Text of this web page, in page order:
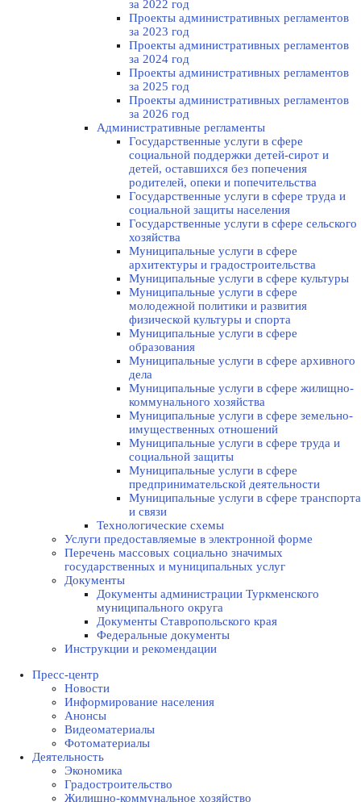
за 2022 год
Проекты административных регламентов
за 2023 год
Проекты административных регламентов
за 2024 год
Проекты административных регламентов
за 2025 год
Проекты административных регламентов
за 2026 год
Административные регламенты
Государственные услуги в сфере
социальной поддержки детей-сирот и
детей, оставшихся без попечения
родителей, опеки и попечительства
Государственные услуги в сфере труда и
социальной защиты населения
Государственные услуги в сфере сельского
хозяйства
Муниципальные услуги в сфере
архитектуры и градостроительства
Муниципальные услуги в сфере культуры
Муниципальные услуги в сфере
молодежной политики и развития
физической культуры и спорта
Муниципальные услуги в сфере
образования
Муниципальные услуги в сфере архивного
дела
Муниципальные услуги в сфере жилищно-
коммунального хозяйства
Муниципальные услуги в сфере земельно-
имущественных отношений
Муниципальные услуги в сфере труда и
социальной защиты
Муниципальные услуги в сфере
предпринимательской деятельности
Муниципальные услуги в сфере транспорта
и связи
Технологические схемы
Услуги предоставляемые в электронной форме
Перечень массовых социально значимых
государственных и муниципальных услуг
Документы
Документы администрации Туркменского
муниципального округа
Документы Ставропольского края
Федеральные документы
Инструкции и рекомендации
Пресс-центр
Новости
Информирование населения
Анонсы
Видеоматериалы
Фотоматериалы
Деятельность
Экономика
Градостроительство
Жилищно-коммунальное хозяйство